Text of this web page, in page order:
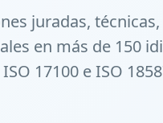
juradas,
en más de 150
17100 e ISO